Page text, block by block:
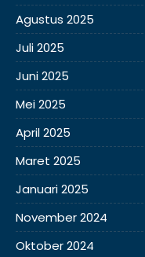
Agustus 2025
Juli 2025
Juni 2025
Mei 2025
April 2025
Maret 2025
Januari 2025
November 2024
Oktober 2024